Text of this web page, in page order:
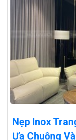
Nẹp Inox
Ưa Chuộng